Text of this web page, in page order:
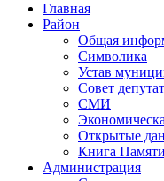
Главная
Район
Общая
Символика
Устав
Совет
СМИ
Открытые
Книга Памяти
Администрация